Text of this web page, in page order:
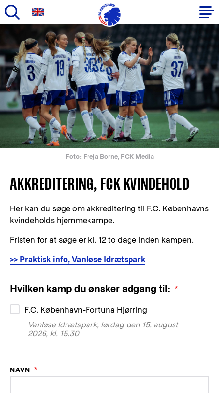
hovedindhold
Primær
navigation
Foto: Freja Borne, FCK Media
AKKREDITERING, FCK KVINDEHOLD
Her kan du søge om akkreditering til F.C. Københavns
kvindeholds hjemmekampe.
Fristen for at søge er kl. 12 to dage inden kampen.
>> Praktisk info, Vanløse Idrætspark
Hvilken kamp du ønsker adgang til:
F.C. København-Fortuna Hjørring
Vanløse Idrætspark, lørdag den 15. august
2026, kl. 15.30
NAVN